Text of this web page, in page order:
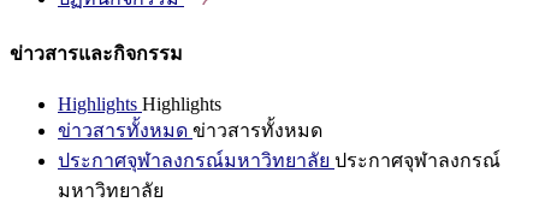
ข่าวสารและกิจกรรม
Highlights Highlights
ข่าวสารทั้งหมด ข่าวสารทั้งหมด
ประกาศจุฬาลงกรณ์มหาวิทยาลัย ประกาศจุฬาลงกรณ์
มหาวิทยาลัย